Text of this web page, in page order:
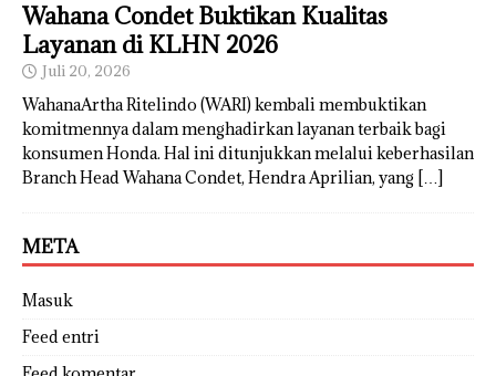
Wahana Condet Buktikan Kualitas
Layanan di KLHN 2026
Juli 20, 2026
WahanaArtha Ritelindo (WARI) kembali membuktikan
komitmennya dalam menghadirkan layanan terbaik bagi
konsumen Honda. Hal ini ditunjukkan melalui keberhasilan
Branch Head Wahana Condet, Hendra Aprilian, yang […]
META
Masuk
Feed entri